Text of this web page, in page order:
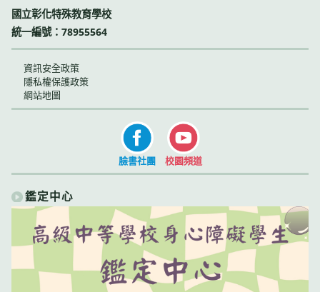
國立彰化特殊教育學校
統一編號：78955564
資訊安全政策
隱私權保護政策
網站地圖
臉書社團 校園頻道
鑑定中心